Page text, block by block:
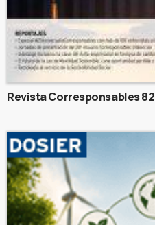
Revista Corresponsables 82